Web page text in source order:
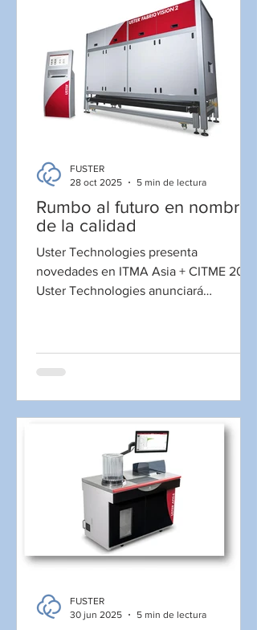
Rumbo al futuro en nombre
de la calidad
Uster Technologies presenta
novedades en ITMA Asia + CITME 2025
Uster Technologies anunciará
crecimiento con nuevos productos,
áreas de pruebas de fibras sintéticas e
inspección de tejidos. Las innovaciones
de Uster abordan temas de actualidad
en la industria, como la gestión de
fábricas y el control
FUSTER
28 oct 2025
5 min de lectura
FUSTER
30 jun 2025
5 min de lectura